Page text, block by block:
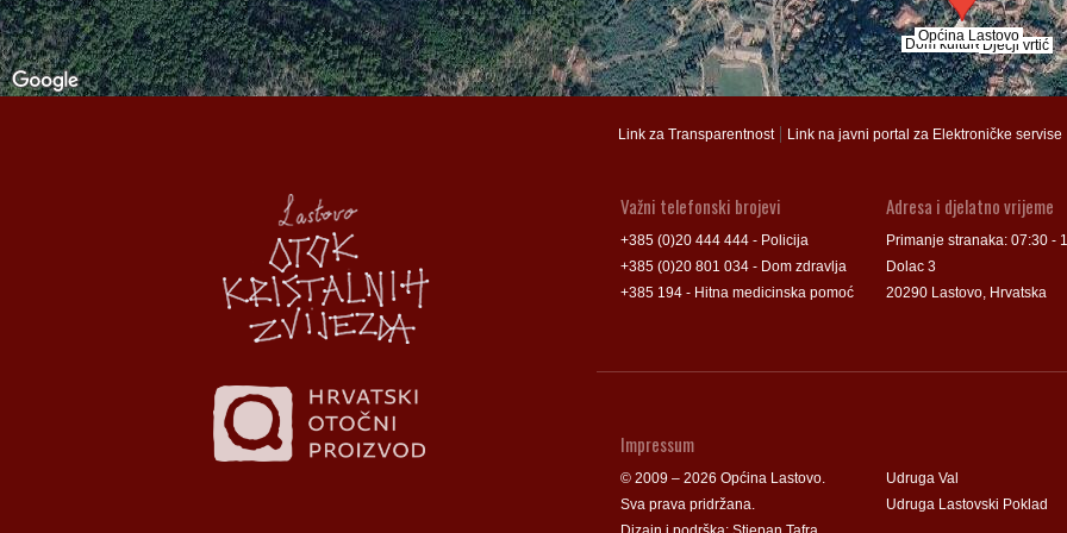
Općina Lastovo
Dječji vrtić
Dom kulture
Općina Lastovo
Dječji vrtić
Dom kulture
Link za Transparentnost| Link na javni portal za Elektroničke servise
Adresa i djelatno vrijeme
Primanje stranaka: 07:30 -
Dolac 3
20290 Lastovo, Hrvatska
Važni telefonski brojevi
+385 (0)20 444 444 - Policija
+385 (0)20 801 034 - Dom zdravlja
+385 194 - Hitna medicinska pomoć
Udruga Val
Udruga Lastovski Poklad
Impressum
© 2009 – 2026 Općina Lastovo.
Sva prava pridržana.